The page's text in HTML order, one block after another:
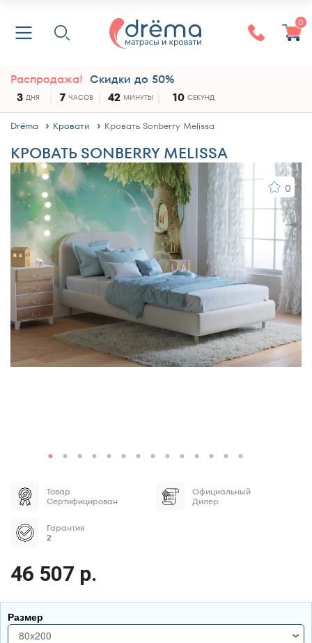
0
Распродажа! Скидки до 50%
3 ДНЯ 7 ЧАСОВ 42 МИНУТЫ 10 СЕКУНД
Drёma Кровати Кровать Sonberry Melissa
КРОВАТЬ SONBERRY MELISSA
0
Товар
Сертифицирован
Официальный
Дилер
Гарантия
2
46 507 р.
Размер
80x200